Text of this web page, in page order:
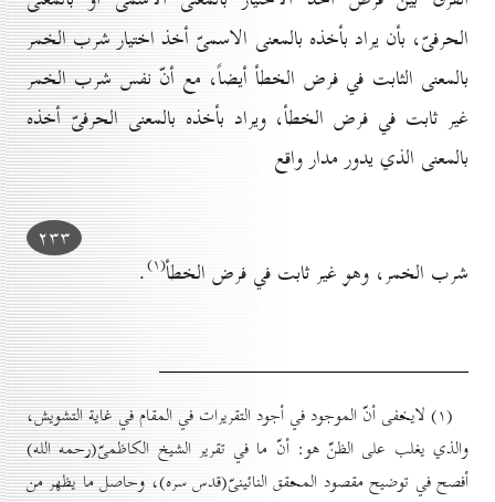
الحرفىّ، بأن يراد بأخذه بالمعنى الاسمىّ أخذ اختيار شرب الخمر
بالمعنى الثابت في فرض الخطأ أيضاً، مع أنّ نفس شرب الخمر
غير ثابت في فرض الخطأ، ويراد بأخذه بالمعنى الحرفىّ أخذه
بالمعنى الذي يدور مدار واقع
۲۳۳
شرب الخمر، وهو غير ثابت في فرض الخطأ(۱) .
(۱) لايخفى أنّ الموجود في أجود التقريرات في المقام في غاية التشويش،
والذي يغلب على الظنّ هو: أنّ ما في تقرير الشيخ الكاظمىّ(رحمه الله)
أفصح في توضيح مقصود المحقق النائينىّ(قدس سره)، وحاصل ما يظهر من